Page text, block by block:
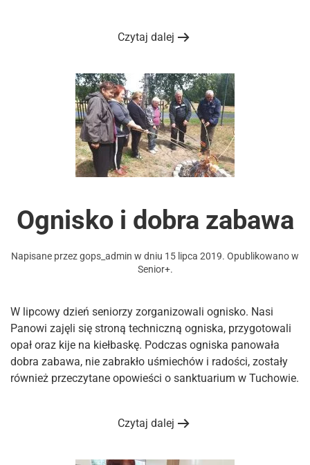
Czytaj dalej
Ognisko i dobra zabawa
Napisane przezgops_admin w dniu 15 lipca 2019. Opublikowano w
Senior+.
W lipcowy dzień seniorzy zorganizowali ognisko. Nasi
Panowi zajęli się stroną techniczną ogniska, przygotowali
opał oraz kije na kiełbaskę. Podczas ogniska panowała
dobra zabawa, nie zabrakło uśmiechów i radości, zostały
również przeczytane opowieści o sanktuarium w Tuchowie.
Czytaj dalej